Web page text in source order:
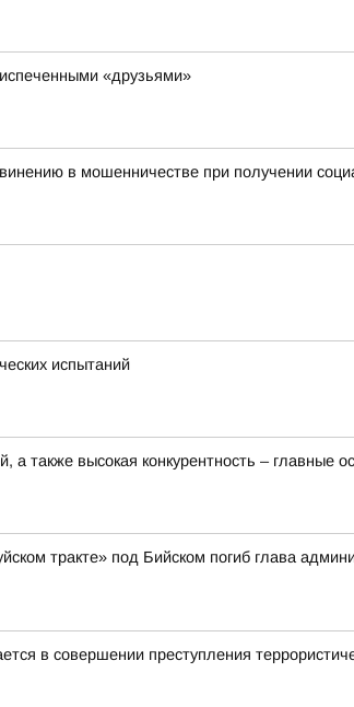
«друзьями»
в мошенничестве при получении
испытаний
также высокая конкурентность – главные
тракте» под Бийском погиб глава
в совершении преступления